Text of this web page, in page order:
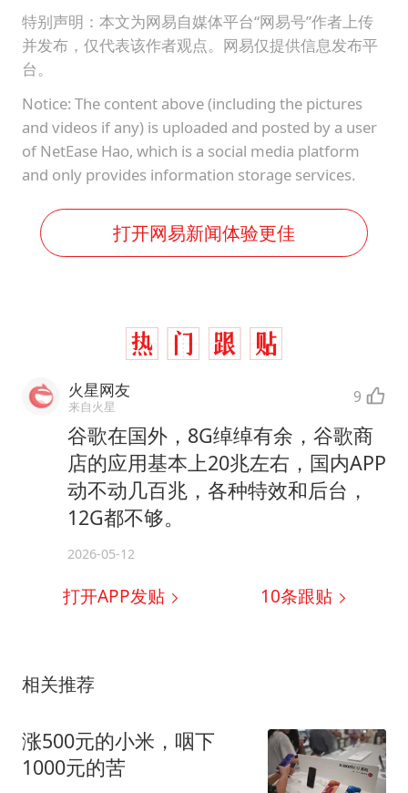
特别声明：本文为网易自媒体平台“网易号”作者上传
并发布，仅代表该作者观点。网易仅提供信息发布平
台。
Notice: The content above (including the pictures
and videos if any) is uploaded and posted by a user
of NetEase Hao, which is a social media platform
and only provides information storage services.
打开网易新闻体验更佳
火星网友
来自火星 9
谷歌在国外，8G绰绰有余，谷歌商
店的应用基本上20兆左右，国内APP
动不动几百兆，各种特效和后台，
12G都不够。
2026-05-12
打开APP发贴 10条跟贴
相关推荐
涨500元的小米，咽下
1000元的苦